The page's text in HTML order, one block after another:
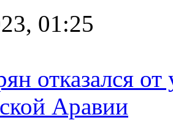
01:25
отказался от
Аравии